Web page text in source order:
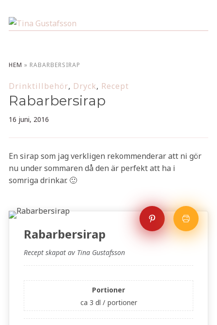
HEM » RABARBERSIRAP
Drinktillbehör, Dryck, Recept
Rabarbersirap
16 juni, 2016
En sirap som jag verkligen rekommenderar att ni gör
nu under sommaren då den är perfekt att ha i
somriga drinkar. 🙂
Rabarbersirap
Recept skapat av Tina Gustafsson
Portioner
ca 3 dl / portioner